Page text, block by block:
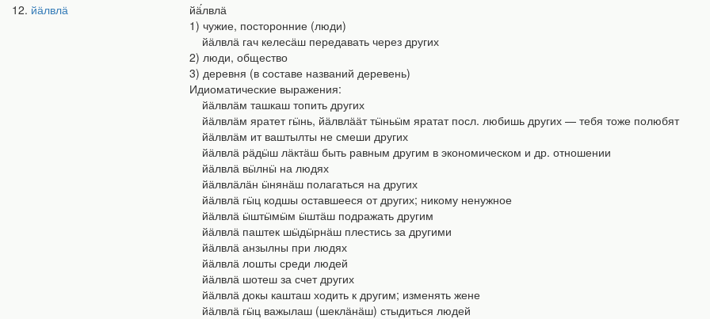
12 йӓлвлӓ
йӓ́лвлӓ
1) чужие, посторонние (люди)
йӓлвлӓ гач келесӓш передавать через других
2) люди, общество
3) деревня (в составе названий деревень)
Идиоматические выражения:
йӓлвлӓм ташкаш топить других
йӓлвлӓм яратет гӹнь, йӓлвлӓӓт тӹньӹм яратат посл. любишь других — тебя тоже полюбят
йӓлвлӓм ит ваштылты не смеши других
йӓлвлӓ рӓдӹш лӓктӓш быть равным другим в экономическом и др. отношении
йӓлвлӓ вӹлнӹ на людях
йӓлвлӓлӓн ӹнянӓш полагаться на других
йӓлвлӓ гӹц кодшы оставшееся от других; никому ненужное
йӓлвлӓ ӹштӹмӹм ӹштӓш подражать другим
йӓлвлӓ паштек шӹдӹрнӓш плестись за другими
йӓлвлӓ анзылны при людях
йӓлвлӓ лошты среди людей
йӓлвлӓ шотеш за счет других
йӓлвлӓ докы кашташ ходить к другим; изменять жене
йӓлвлӓ гӹц важылаш (шеклӓнӓш) стыдиться людей